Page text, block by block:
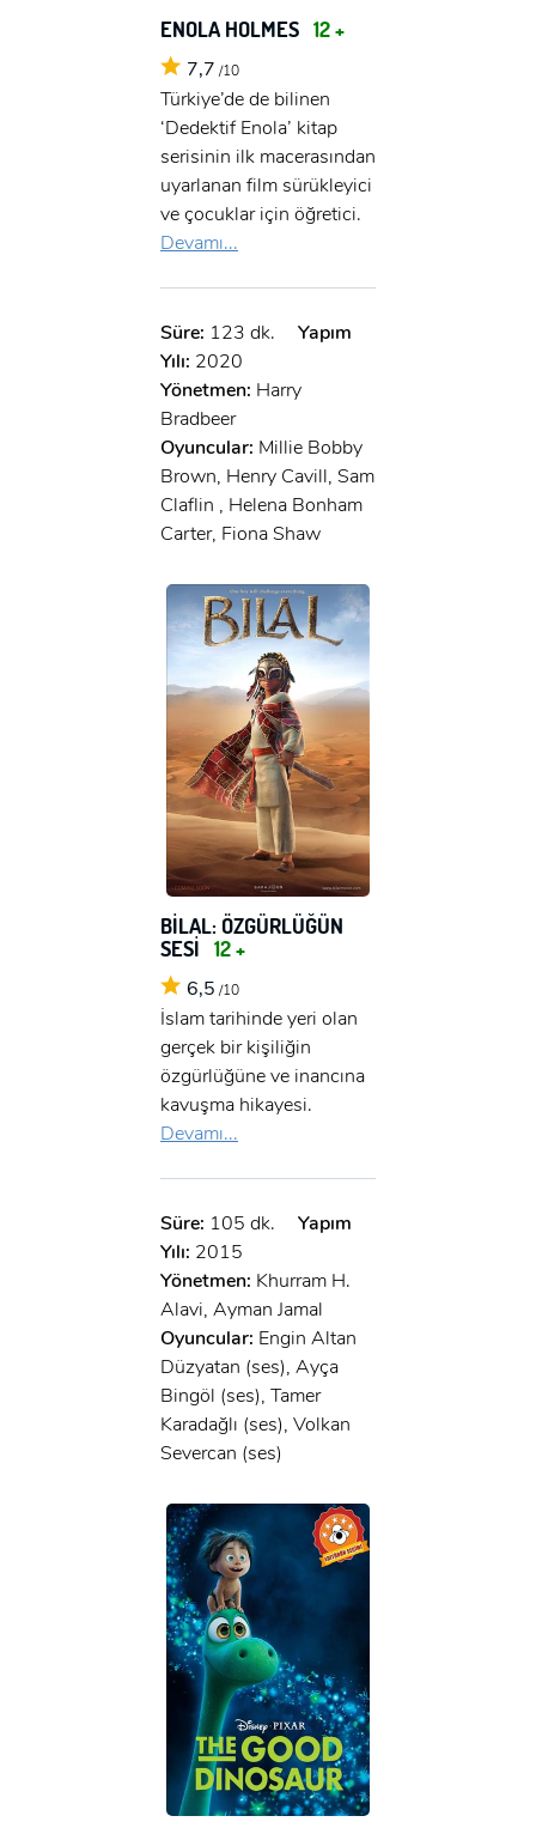
ENOLA HOLMES 12 +
7,7 /10
Türkiye’de de bilinen
‘Dedektif Enola’ kitap
serisinin ilk macerasından
uyarlanan film sürükleyici
ve çocuklar için öğretici.
Devamı...
Süre: 123 dk.
Yapım
Yılı: 2020
Yönetmen: Harry
Bradbeer
Oyuncular: Millie Bobby
Brown, Henry Cavill, Sam
Claflin , Helena Bonham
Carter, Fiona Shaw
BİLAL: ÖZGÜRLÜĞÜN
SESİ 12 +
6,5 /10
İslam tarihinde yeri olan
gerçek bir kişiliğin
özgürlüğüne ve inancına
kavuşma hikayesi.
Devamı...
Süre: 105 dk.
Yapım
Yılı: 2015
Yönetmen: Khurram H.
Alavi, Ayman Jamal
Oyuncular: Engin Altan
Düzyatan (ses), Ayça
Bingöl (ses), Tamer
Karadağlı (ses), Volkan
Severcan (ses)